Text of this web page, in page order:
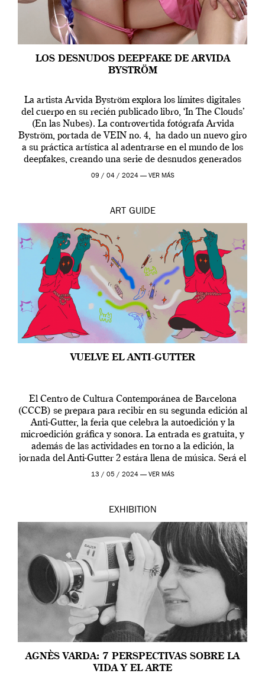
LOS DESNUDOS DEEPFAKE DE ARVIDA
BYSTRÖM
La artista Arvida Byström explora los límites digitales
del cuerpo en su recién publicado libro, ‘In The Clouds’
(En las Nubes). La controvertida fotógrafa Arvida
Byström, portada de VEIN no. 4, ha dado un nuevo giro
a su práctica artística al adentrarse en el mundo de los
deepfakes, creando una serie de desnudos generados
por […]
09 / 04 / 2024 — VER MÁS
ART GUIDE
VUELVE EL ANTI-GUTTER
El Centro de Cultura Contemporánea de Barcelona
(CCCB) se prepara para recibir en su segunda edición al
Anti-Gutter, la feria que celebra la autoedición y la
microedición gráfica y sonora. La entrada es gratuita, y
además de las actividades en torno a la edición, la
jornada del Anti-Gutter 2 estára llena de música. Será el
[…]
13 / 05 / 2024 — VER MÁS
EXHIBITION
AGNÈS VARDA: 7 PERSPECTIVAS SOBRE LA
VIDA Y EL ARTE